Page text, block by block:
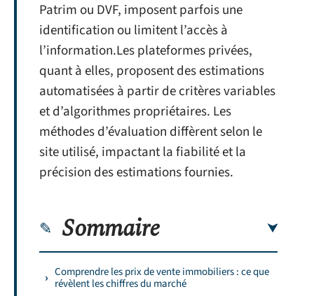
Patrim ou DVF, imposent parfois une
identification ou limitent l’accès à
l’information.Les plateformes privées,
quant à elles, proposent des estimations
automatisées à partir de critères variables
et d’algorithmes propriétaires. Les
méthodes d’évaluation diffèrent selon le
site utilisé, impactant la fiabilité et la
précision des estimations fournies.
Sommaire
Comprendre les prix de vente immobiliers : ce que
révèlent les chiffres du marché